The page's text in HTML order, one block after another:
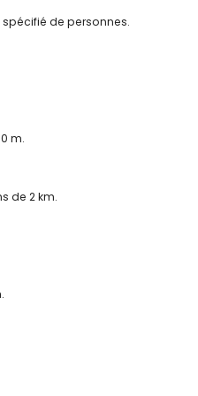
(à moins de 100
sont pas admis
le prix de location de la
d'urgence 24 heures sur 24
pour enfants (sur
pour vos vacances à
de personnes.
m.
de 2 km.